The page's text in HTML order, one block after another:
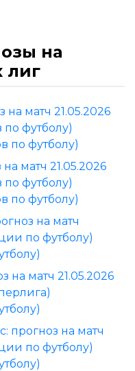
на
лиг
на матч 21.05.2026
футболу)
по футболу)
матч 21.05.2026
футболу)
по футболу)
на матч
по футболу)
на матч 21.05.2026
прогноз на матч
по футболу)